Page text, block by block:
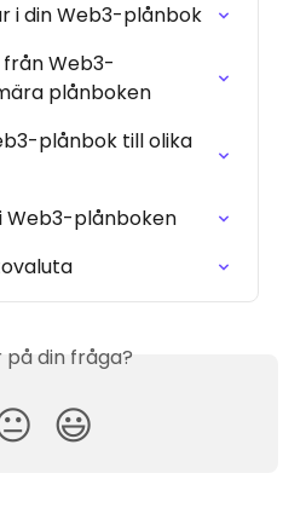
i din Web3-plånbok
Web3-
plånboken
plånbok till olika
Web3-plånboken
på din fråga?
😃